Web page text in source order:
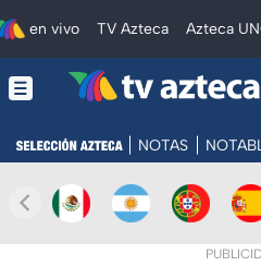
en vivo TV Azteca Azteca
NOTAS